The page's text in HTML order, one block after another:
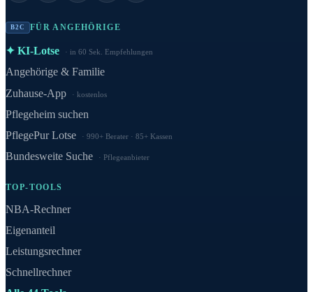
B2C FÜR ANGEHÖRIGE
✦ KI-Lotse in 60 Sek. Empfehlungen
Angehörige & Familie
Zuhause-App
kostenlos
Pflegeheim suchen
PflegePur Lotse
990+ Berater · 85+ Kassen
Bundesweite Suche Pflegeanbieter
TOP-TOOLS
NBA-Rechner
Eigenanteil
Leistungsrechner
Schnellrechner